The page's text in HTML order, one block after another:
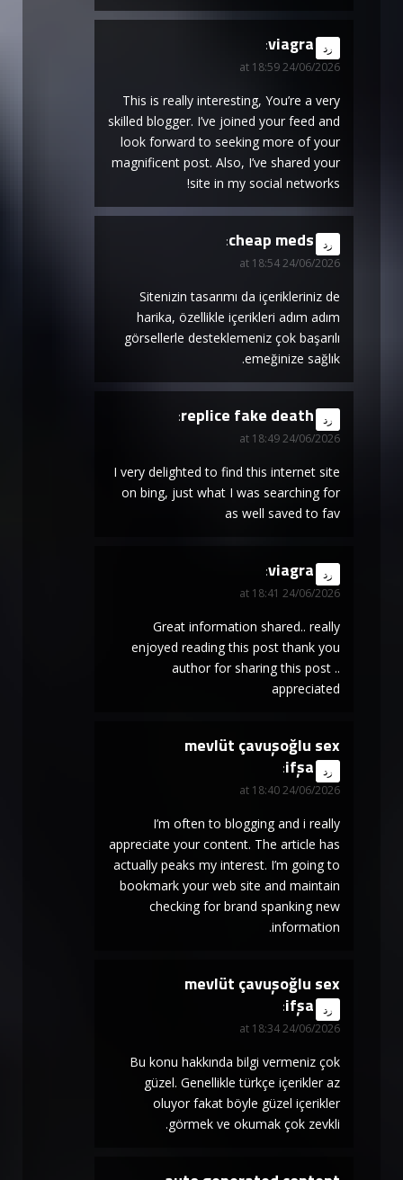
viagra
says:
24/06/2026 at 18:59
رد
This is really interesting, You’re a very
skilled blogger. I’ve joined your feed and
look forward to seeking more of your
magnificent post. Also, I’ve shared your
site in my social networks!
cheap meds
says:
24/06/2026 at 18:54
رد
Sitenizin tasarımı da içerikleriniz de
harika, özellikle içerikleri adım adım
görsellerle desteklemeniz çok başarılı
emeğinize sağlık.
replice fake death
says:
24/06/2026 at 18:49
رد
I very delighted to find this internet site
on bing, just what I was searching for
as well saved to fav
viagra
says:
24/06/2026 at 18:41
رد
Great information shared.. really
enjoyed reading this post thank you
author for sharing this post ..
appreciated
mevlüt çavuşoğlu sex
ifşa
says:
24/06/2026 at 18:40
رد
I’m often to blogging and i really
appreciate your content. The article has
actually peaks my interest. I’m going to
bookmark your web site and maintain
checking for brand spanking new
information.
mevlüt çavuşoğlu sex
ifşa
says:
24/06/2026 at 18:34
رد
Bu konu hakkında bilgi vermeniz çok
güzel. Genellikle türkçe içerikler az
oluyor fakat böyle güzel içerikler
görmek ve okumak çok zevkli.